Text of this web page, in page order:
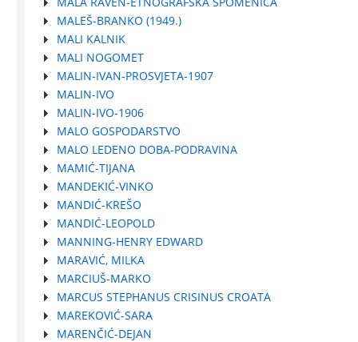
MALEŠ-BRANKO (1949.)
MALI KALNIK
MALI NOGOMET
MALIN-IVAN-PROSVJETA-1907
MALIN-IVO
MALIN-IVO-1906
MALO GOSPODARSTVO
MALO LEDENO DOBA-PODRAVINA
MAMIĆ-TIJANA
MANDEKIĆ-VINKO
MANDIĆ-KREŠO
MANDIĆ-LEOPOLD
MANNING-HENRY EDWARD
MARAVIĆ, MILKA
MARCIUŠ-MARKO
MARCUS STEPHANUS CRISINUS CROATA
MAREKOVIĆ-SARA
MARENČIĆ-DEJAN